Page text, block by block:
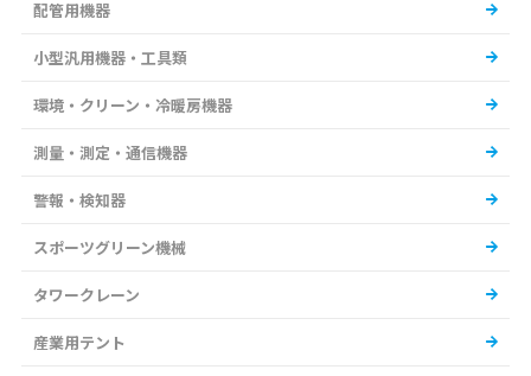
配管用機器
小型汎用機器・工具類
環境・クリーン・冷暖房機器
測量・測定・通信機器
警報・検知器
スポーツグリーン機械
タワークレーン
産業用テント